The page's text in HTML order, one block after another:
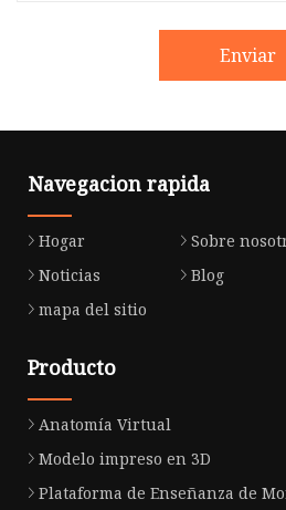
Enviar
Navegacion rapida
Hogar Sobre
Noticias
Blog
mapa del sitio
Producto
Anatomía Virtual
Modelo impreso en 3D
Plataforma de Enseñanza de